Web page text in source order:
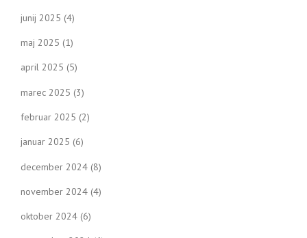
junij 2025 (4)
maj 2025 (1)
april 2025 (5)
marec 2025 (3)
februar 2025 (2)
januar 2025 (6)
december 2024 (8)
november 2024 (4)
oktober 2024 (6)